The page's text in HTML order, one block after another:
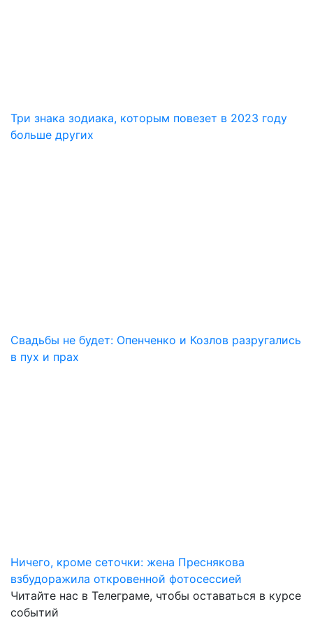
Три знака зодиака, которым повезет в 2023 году
больше других
Свадьбы не будет: Опенченко и Козлов разругались
в пух и прах
Ничего, кроме сеточки: жена Преснякова
взбудоражила откровенной фотосессией
Читайте нас в Телеграме, чтобы оставаться в курсе
событий